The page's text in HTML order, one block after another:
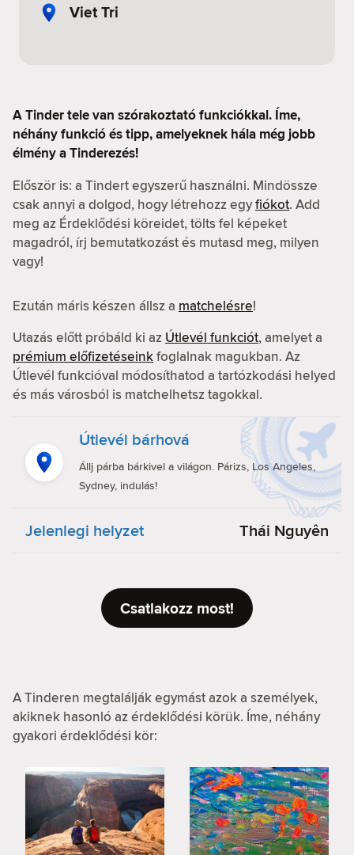
Viet Tri
A Tinder tele van szórakoztató funkciókkal. Íme,
néhány funkció és tipp, amelyeknek hála még jobb
élmény a Tinderezés!
Először is: a Tindert egyszerű használni. Mindössze
csak annyi a dolgod, hogy létrehozz egyfiókot. Add
meg az Érdeklődési köreidet, tölts fel képeket
magadról, írj bemutatkozást és mutasd meg, milyen
vagy!
Ezután máris készen állsz a matchelésre!
Utazás előtt próbáld ki az Útlevél funkciót, amelyet a
prémium előfizetéseinkfoglalnak magukban. Az
Útlevél funkcióval módosíthatod a tartózkodási helyed
és más városból is matchelhetsz tagokkal.
Útlevél bárhová
Állj párba bárkivel a világon. Párizs, Los Angeles,
Sydney, indulás!
Jelenlegi helyzet Thái Nguyên
Csatlakozz most!
A Tinderen megtalálják egymást azok a személyek,
akiknek hasonló az érdeklődési körük. Íme, néhány
gyakori érdeklődési kör: